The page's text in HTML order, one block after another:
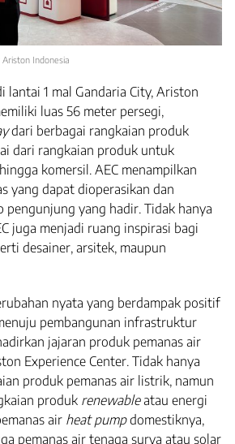
Indonesia
lantai 1 mal Gandaria City, Ariston
luas 56 meter persegi,
dari berbagai rangkaian produk
dari rangkaian produk untuk
komersil. AEC menampilkan
yang dapat dioperasikan dan
pengunjung yang hadir. Tidak hanya
juga menjadi ruang inspirasi bagi
desainer, arsitek, maupun
nyata yang berdampak positif
pembangunan infrastruktur
jajaran produk pemanas air
Experience Center. Tidak hanya
produk pemanas air listrik, namun
produk renewableatau energi
air heat pumpdomestiknya,
pemanas air tenaga surya atau solar